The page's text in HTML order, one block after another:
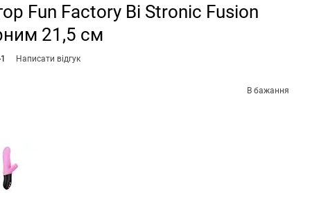
Fun Factory Bi Stronic Fusion
21,5 см
Написати відгук
В бажання